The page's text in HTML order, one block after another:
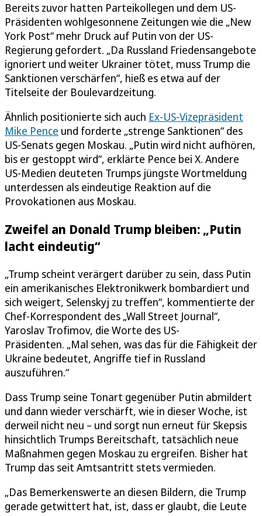
Bereits zuvor hatten Parteikollegen und dem US-
Präsidenten wohlgesonnene Zeitungen wie die „New
York Post“ mehr Druck auf Putin von der US-
Regierung gefordert. „Da Russland Friedensangebote
ignoriert und weiter Ukrainer tötet, muss Trump die
Sanktionen verschärfen“, hieß es etwa auf der
Titelseite der Boulevardzeitung.
Ähnlich positionierte sich auch Ex-US-Vizepräsident
Mike Pence und forderte „strenge Sanktionen“ des
US-Senats gegen Moskau. „Putin wird nicht aufhören,
bis er gestoppt wird“, erklärte Pence bei X. Andere
US-Medien deuteten Trumps jüngste Wortmeldung
unterdessen als eindeutige Reaktion auf die
Provokationen aus Moskau.
Zweifel an Donald Trump bleiben: „Putin
lacht eindeutig“
„Trump scheint verärgert darüber zu sein, dass Putin
ein amerikanisches Elektronikwerk bombardiert und
sich weigert, Selenskyj zu treffen“, kommentierte der
Chef-Korrespondent des „Wall Street Journal“,
Yaroslav Trofimov, die Worte des US-
Präsidenten. „Mal sehen, was das für die Fähigkeit der
Ukraine bedeutet, Angriffe tief in Russland
auszuführen.“
Dass Trump seine Tonart gegenüber Putin abmildert
und dann wieder verschärft, wie in dieser Woche, ist
derweil nicht neu – und sorgt nun erneut für Skepsis
hinsichtlich Trumps Bereitschaft, tatsächlich neue
Maßnahmen gegen Moskau zu ergreifen. Bisher hat
Trump das seit Amtsantritt stets vermieden.
„Das Bemerkenswerte an diesen Bildern, die Trump
gerade getwittert hat, ist, dass er glaubt, die Leute